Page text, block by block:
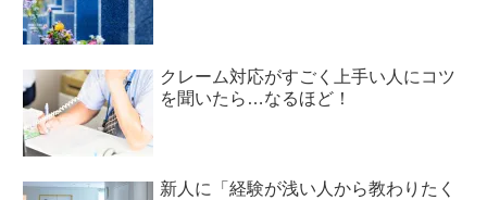
クレーム対応がすごく上手い人にコツ
を聞いたら…なるほど！
新人に「経験が浅い人から教わりたく